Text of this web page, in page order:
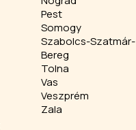
Pest
Somogy
Szabolcs-Szatmár-
Bereg
Tolna
Vas
Veszprém
Zala